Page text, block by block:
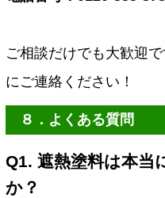
ご相談だけでも大歓迎
にご連絡ください！
８．よくある質問
Q1. 遮熱塗料は本当
か？